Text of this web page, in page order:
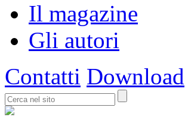
Il magazine
Gli autori
Contatti Download